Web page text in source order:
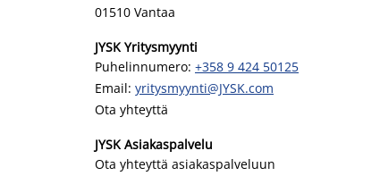
01510 Vantaa
JYSK Yritysmyynti
Puhelinnumero: +358 9 424 50125
Email: yritysmyynti@JYSK.com
Ota yhteyttä
JYSK Asiakaspalvelu
Ota yhteyttä asiakaspalveluun